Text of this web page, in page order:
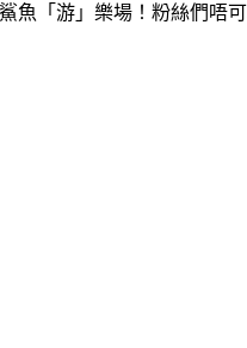
魚「游」樂場！粉絲們唔